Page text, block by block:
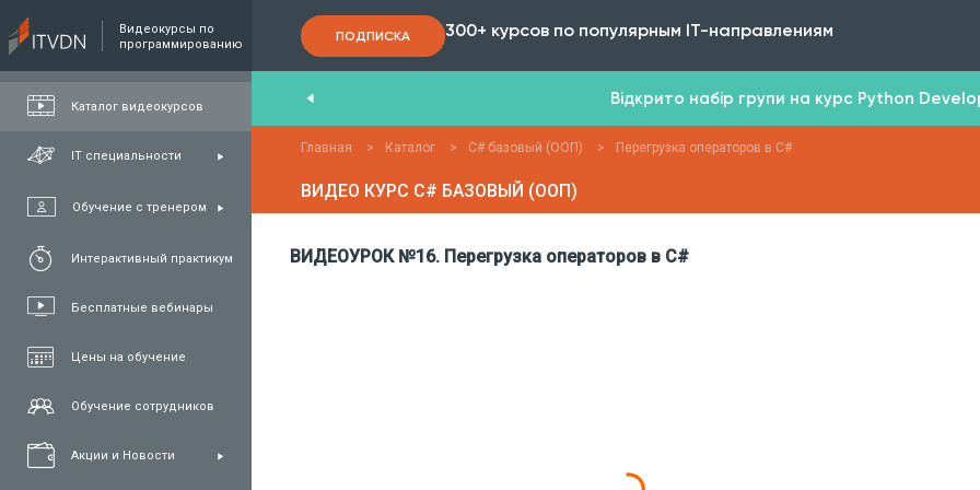
Видеокурсы по
программированию
Каталог видеокурсов
IT специальности
Обучение с тренером
Интерактивный практикум
Бесплатные вебинары
Цены на обучение
Обучение сотрудников
Акции и Новости
ПОДПИСКА 300+ курсов по популярным IT-направлениям
FullStack Відкрито набір групи на курс Python
Главная > Каталог > C# базовый (ООП) > Перегрузка операторов в C#
ВИДЕО КУРС C# БАЗОВЫЙ (ООП)
ВИДЕОУРОК №16. Перегрузка операторов в C#